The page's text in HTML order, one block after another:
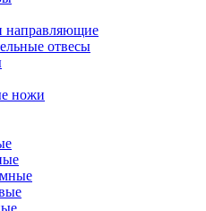
направляющие
отвесы
ножи